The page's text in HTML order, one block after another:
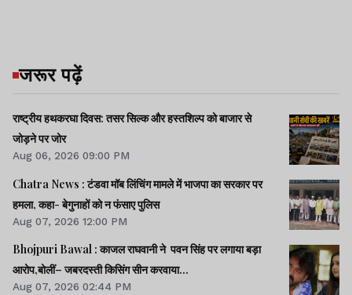
जरूर पढ़ें
राष्ट्रीय हथकरघा दिवस: तसर सिल्क और हस्तशिल्प को बाजार से
जोड़ने पर जोर
Aug 06, 2026 09:00 PM
Chatra News : टंडवा मॉब लिंचिंग मामले में भाजपा का सरकार पर
हमला, कहा- बेगुनाहों को न फंसाए पुलिस
Aug 07, 2026 12:00 PM
Bhojpuri Bawal : काजल राघवानी ने पवन सिंह पर लगाया बड़ा
आरोप,बोलीं– जबरदस्ती किसिंग सीन करवाया...
Aug 07, 2026 02:44 PM